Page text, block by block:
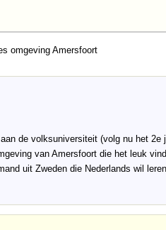
omgeving Amersfoort
de volksuniversiteit (volg nu het
van Amersfoort die het leuk
uit Zweden die Nederlands wil